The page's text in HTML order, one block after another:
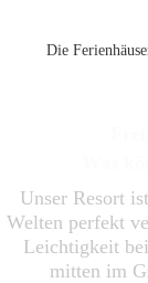
Die
Unser Resort
Welten perfekt
Leichtigkeit
mitten im